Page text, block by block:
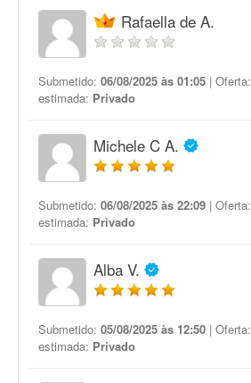
Rafaella de A.
Submetido: 06/08/2025 às 01:05 | Oferta:
estimada: Privado
Michele C A.
Submetido: 06/08/2025 às 22:09 | Oferta:
estimada: Privado
Alba V.
Submetido: 05/08/2025 às 12:50 | Oferta:
estimada: Privado